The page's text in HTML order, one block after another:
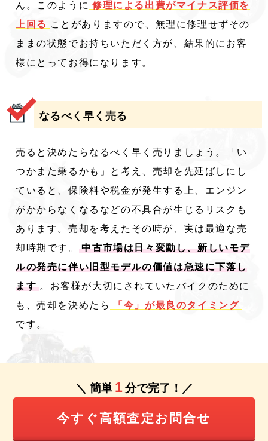
ん。このように 修理による出費がマイナス評価を
上回る
ことがありますので、無理に修理せずその
ままの状態でお持ちいただく方が、結果的にお客
様にとってお得になります。
なるべく早く売る
売ると決めたらなるべく早く売りましょう。「い
つかまた乗るかも」と考え、売却を先延ばしにし
ていると、保険料や税金が発生する上、エンジン
がかからなくなるなどの不具合が生じるリスクも
あります。売却を考えたその時が、実は最適な売
却時期です。
中古市場は日々変動し、新しいモデ
ルの発売に伴い旧型モデルの価値は急速に下落し
ます 。お客様が大切にされていたバイクのために
も、売却を決めたら
「今」が最良のタイミング
です。
＼ 簡単 1 分で完了！／
今すぐ高額査定お問合せ